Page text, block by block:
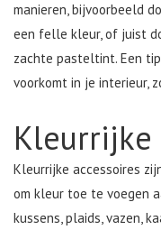
manieren, bijvoorbeeld
een felle kleur, of juist
zachte pasteltint. Een
voorkomt in je interieur,
Kleurrijke
Kleurrijke accessoires
om kleur toe te voegen
kussens, plaids, vazen,